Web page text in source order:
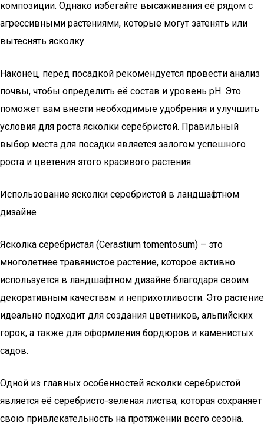
композиции. Однако избегайте высаживания её рядом с
агрессивными растениями, которые могут затенять или
вытеснять ясколку.
Наконец, перед посадкой рекомендуется провести анализ
почвы, чтобы определить её состав и уровень pH. Это
поможет вам внести необходимые удобрения и улучшить
условия для роста ясколки серебристой. Правильный
выбор места для посадки является залогом успешного
роста и цветения этого красивого растения.
Использование ясколки серебристой в ландшафтном
дизайне
Ясколка серебристая (Cerastium tomentosum) – это
многолетнее травянистое растение, которое активно
используется в ландшафтном дизайне благодаря своим
декоративным качествам и неприхотливости. Это растение
идеально подходит для создания цветников, альпийских
горок, а также для оформления бордюров и каменистых
садов.
Одной из главных особенностей ясколки серебристой
является её серебристо-зеленая листва, которая сохраняет
свою привлекательность на протяжении всего сезона.